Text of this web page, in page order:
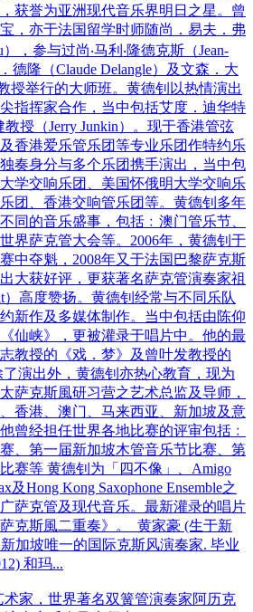
获誉为亚洲现代音乐界明日之星。曾
，亦于法国留学时师随尚．易夫．弗
），参与过尚‧马利‧隆德克斯（Jean-
德隆（Claude Delangle）及文森．大
授举行的大师班。黄德钊以热情演出
指挥家合作，当中包括艾度．迪华特
教授（Jerry Junkin）。现于香港管弦
香港爱乐管乐团等专业乐团作特约乐
奏身分与多个乐团携手演出，当中包
学交响乐团、美国怀俄明大学交响乐
团、香港交响管乐团等。黄德钊多年
同的音乐盛事，包括﹕澳门管乐节、
界萨克管大会等。2006年，黄德钊于
中夺魁，2008年又于法国巴黎萨克斯
大获好评，更获著名萨克管演奏家祖
）高度赞扬。黄德钊经常与不同乐队
新作及多媒体制作。当中包括由陈仰
仙峡》，更被灌录于唱片中。他的最
教授的《戏．梦》及曾叶发教授的
演出外，黄德钊亦热心教育，现为
萨克斯風研习营之艺术总监及导师，
香港、澳门、马来西亚、新加坡及意
曾经担任世界各地比赛的评审包括﹕
、第一届新加坡木管音乐节比赛、第
赛等 黄德钊为「四不像」、Amigo
Hong Kong Saxophone Ensemble之
萨克管及现代音乐。最新灌录的唱片
克斯風二重奏》。 黄家豪 (生于新
加坡唯一的国际克斯风演奏家. 毕业
和玛...